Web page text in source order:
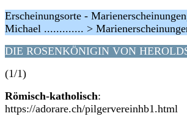
Erscheinungsorte -
Michael ............. >
DIE ROSENKÖNIGIN VON
(1/1)
Römisch-katholisch:
https://adorare.ch/pilgervereinhb1.html